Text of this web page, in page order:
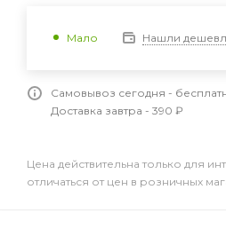
Мало Нашли
Самовывоз сегодня -
Доставка завтра - 390 ₽
Цена действительна только для
отличаться от цен в розничных